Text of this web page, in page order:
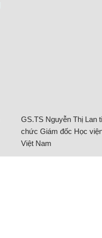
GS.TS Nguyễn Thị Lan
chức Giám đốc Học
Việt Nam